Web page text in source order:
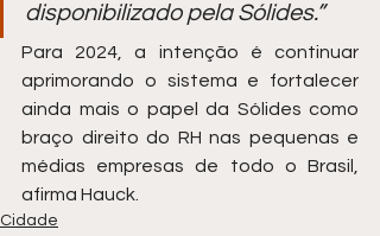
disponibilizado pela Sólides.”
Para 2024, a intenção é continuar
aprimorando o sistema e fortalecer
ainda mais o papel da Sólides como
braço direito do RH nas pequenas e
médias empresas de todo o Brasil,
afirma Hauck.
Cidade